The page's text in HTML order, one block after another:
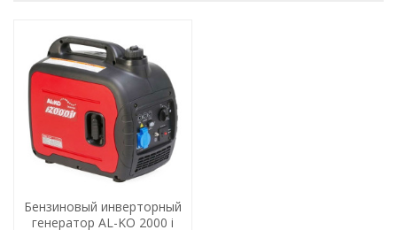
Бензиновый инверторный
генератор AL-KO 2000 i